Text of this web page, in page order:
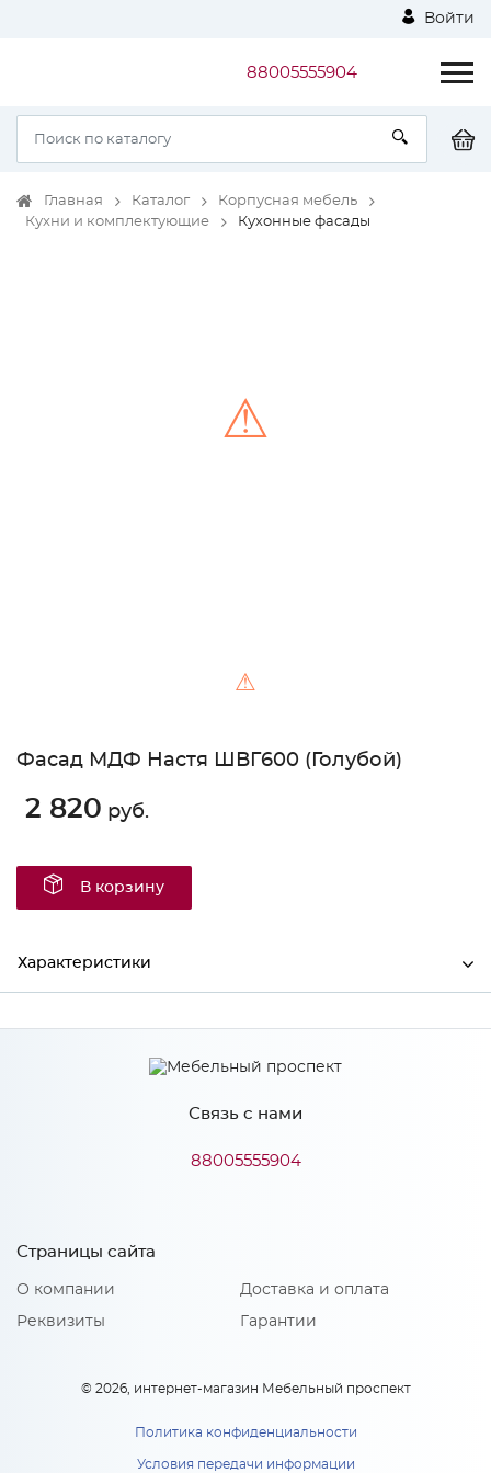
Войти
88005555904
Главная Каталог
Корпусная мебель
Кухни и комплектующие
Кухонные фасады
⚠
⚠
Фасад МДФ Настя ШВГ600 (Голубой)
2 820 руб.
В корзину
Характеристики
Производитель МиФ
Связь с нами
88005555904
Страницы сайта
О компании
Реквизиты
Доставка и оплата
Гарантии
© 2026, интернет-магазин Мебельный проспект
Политика конфиденциальности
Условия передачи информации